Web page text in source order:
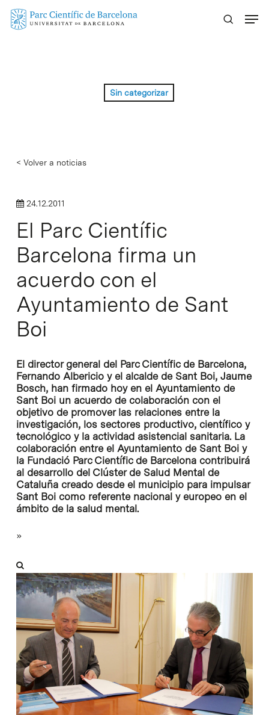
Skip
Sin categorizar
< Volver a noticias
24.12.2011
El Parc Científic
Barcelona firma un
acuerdo con el
Ayuntamiento de Sant
Boi
El director general del Parc Científic de Barcelona,
Fernando Albericio y el alcalde de Sant Boi, Jaume
Bosch, han firmado hoy en el Ayuntamiento de
Sant Boi un acuerdo de colaboración con el
objetivo de promover las relaciones entre la
investigación, los sectores productivo, científico y
tecnológico y la actividad asistencial sanitaria. La
colaboración entre el Ayuntamiento de Sant Boi y
la Fundació Parc Científic de Barcelona contribuirá
al desarrollo del Clúster de Salud Mental de
Cataluña creado desde el municipio para impulsar
Sant Boi como referente nacional y europeo en el
ámbito de la salud mental.
»